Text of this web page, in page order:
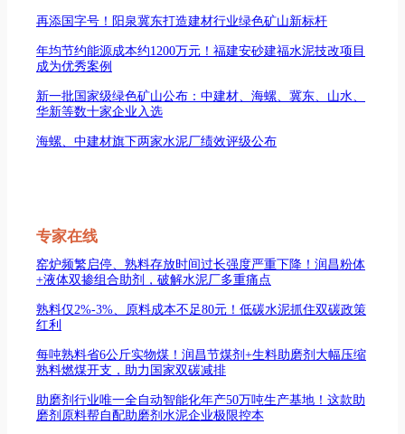
再添国字号！阳泉冀东打造建材行业绿色矿山新标杆
年均节约能源成本约1200万元！福建安砂建福水泥技改项目
成为优秀案例
新一批国家级绿色矿山公布：中建材、海螺、冀东、山水、
华新等数十家企业入选
海螺、中建材旗下两家水泥厂绩效评级公布
专家在线
窑炉频繁启停、熟料存放时间过长强度严重下降！润昌粉体
+液体双掺组合助剂，破解水泥厂多重痛点
熟料仅2%-3%、原料成本不足80元！低碳水泥抓住双碳政策
红利
每吨熟料省6公斤实物煤！润昌节煤剂+生料助磨剂大幅压缩
熟料燃煤开支，助力国家双碳减排
助磨剂行业唯一全自动智能化年产50万吨生产基地！这款助
磨剂原料帮自配助磨剂水泥企业极限控本